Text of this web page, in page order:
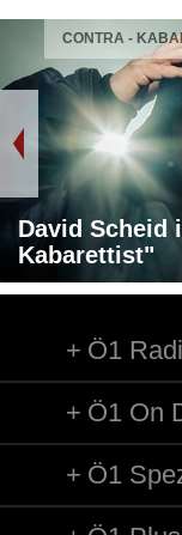
CONTRA -
David Scheid
Kabarettist"
Ö1
Ö1 On
Ö1